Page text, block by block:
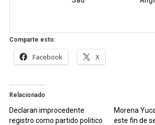
Comparte esto:
Facebook X
Relacionado
Declaran improcedente
registro como partido politico
Morena
este fin de